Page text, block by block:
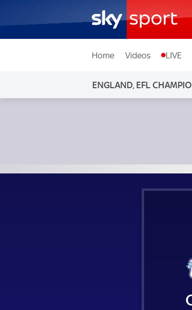
Home Videos LIVE
ENGLAND, EFL